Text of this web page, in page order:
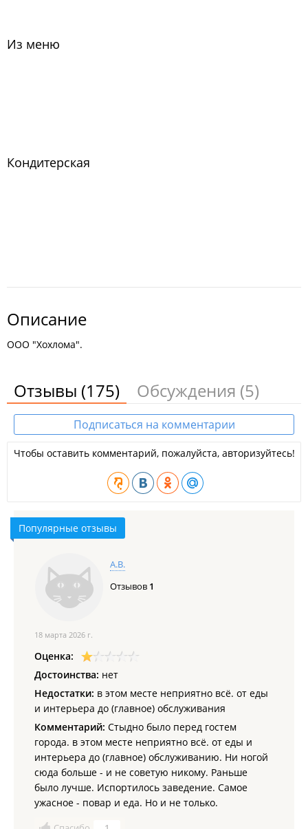
Из меню
Кондитерская
Описание
ООО "Хохлома".
Отзывы (175) Обсуждения (5)
Подписаться на комментарии
Чтобы оставить комментарий, пожалуйста, авторизуйтесь!
Популярные отзывы
А.В.
Отзывов 1
18 марта 2026 г.
Оценка:
Достоинства: нет
Недостатки: в этом месте неприятно всё. от еды
и интерьера до (главное) обслуживания
Комментарий: Стыдно было перед гостем
города. в этом месте неприятно всё. от еды и
интерьера до (главное) обслуживанию. Ни ногой
сюда больше - и не советую никому. Раньше
было лучше. Испортилось заведение. Самое
ужасное - повар и еда. Но и не только.